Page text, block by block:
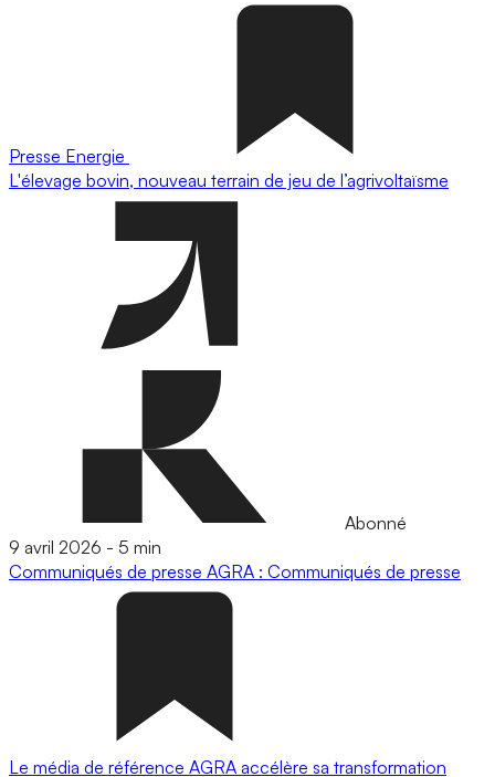
Presse Energie
L'élevage bovin, nouveau terrain de jeu de l’agrivoltaïsme
Abonné
9 avril 2026 - 5 min
Communiqués de presse AGRA : Communiqués de presse
Le média de référence AGRA accélère sa transformation